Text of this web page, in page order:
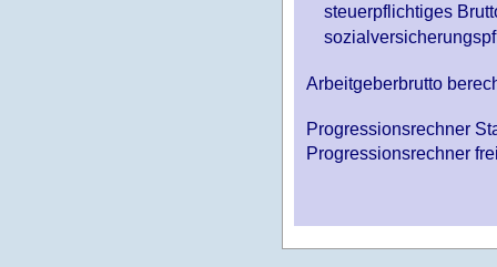
steuerpflichtiges
Arbeitgeberbrutto
Progressionsrechner
Progressionsrechner